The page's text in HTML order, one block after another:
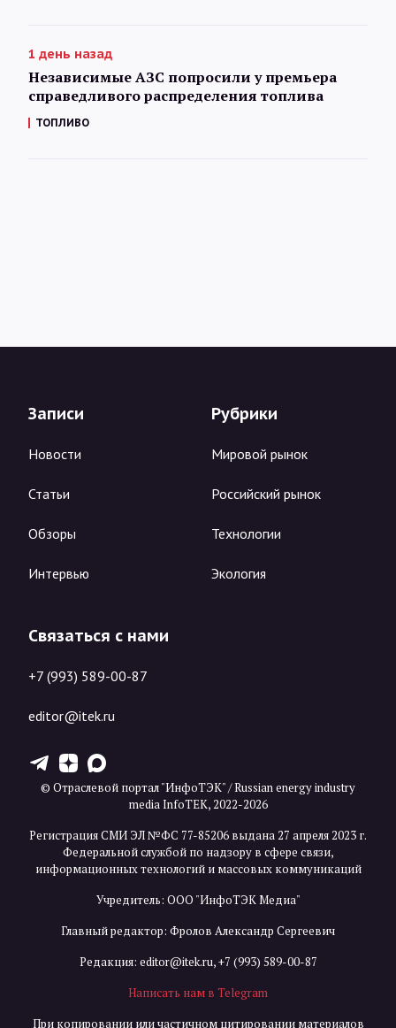
1 день назад
Независимые АЗС попросили у премьера
справедливого распределения топлива
ТОПЛИВО
Записи
Новости
Статьи
Обзоры
Интервью
Рубрики
Мировой рынок
Российский рынок
Технологии
Экология
Связаться с нами
+7 (993) 589-00-87
editor@itek.ru
T Z X
© Отраслевой портал "ИнфоТЭК" / Russian energy industry
media InfoTEK, 2022-2026
Регистрация СМИ ЭЛ №ФС 77-85206 выдана 27 апреля 2023 г.
Федеральной службой по надзору в сфере связи,
информационных технологий и массовых коммуникаций
Учредитель: ООО "ИнфоТЭК Медиа"
Главный редактор: Фролов Александр Сергеевич
Редакция: editor@itek.ru,+7 (993) 589-00-87
Написать нам в Telegram
При копировании или частичном цитировании материалов